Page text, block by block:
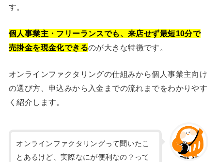
す。
個人事業主・フリーランスでも、来店せず最短10分で
売掛金を現金化できるのが大きな特徴です。
オンラインファクタリングの仕組みから個人事業主向け
の選び方、申込みから入金までの流れまでをわかりやす
く紹介します。
オンラインファクタリングって聞いたこ
とあるけど、実際なにが便利なの？って